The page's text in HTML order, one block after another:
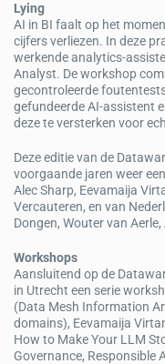
Lying
AI in BI faalt op het
cijfers verliezen. In deze
werkende analytics-
Analyst. De workshop
gecontroleerde
gefundeerde AI-assistent
deze te versterken voor
Deze editie van de
voorgaande jaren weer
Alec Sharp, Eevamaija
Vercauteren, en van
Dongen, Wouter van
Workshops
Aansluitend op de
in Utrecht een serie
(Data Mesh Information
domains), Eevamaija
How to Make Your LLM
Governance, Responsible